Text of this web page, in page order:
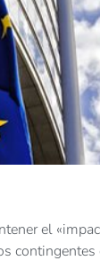
el